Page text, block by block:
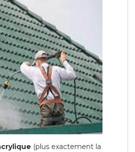
(plus exactement la